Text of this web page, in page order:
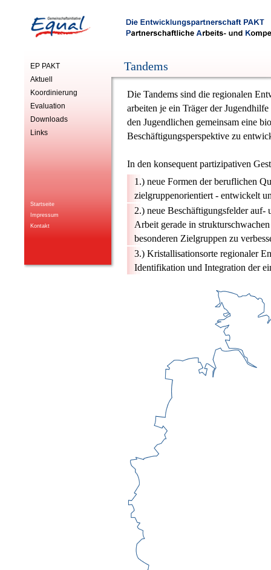
EP PAKT
Aktuell
Koordinierung
Evaluation
Downloads
Links
Startseite
Impressum
Kontakt
Tandems
Die Tandems sind die regionalen
arbeiten je ein Träger der
den Jugendlichen gemeinsam eine
Beschäftigungsperspektive zu
In den konsequent partizipativen
1.) neue Formen der beruflichen
zielgruppenorientiert - entwickelt
2.) neue Beschäftigungsfelder auf-
Arbeit gerade in
besonderen Zielgruppen zu
3.) Kristallisationsorte regionaler
Identifikation und Integration der